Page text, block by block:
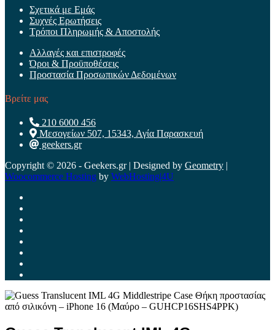
Σχετικά με Εμάς
Συχνές Ερωτήσεις
Τρόποι Πληρωμής & Αποστολής
Αλλαγές και επιστροφές
Όροι & Προϋποθέσεις
Προστασία Προσωπικών Δεδομένων
Βρείτε μας
210 6000 456
Μεσογείων 507, 15343, Αγία Παρασκευή
geekers.gr
Copyright © 2026 - Geekers.gr | Designed by Geometry |
Woocommerce Hosting by WebHosting|4U